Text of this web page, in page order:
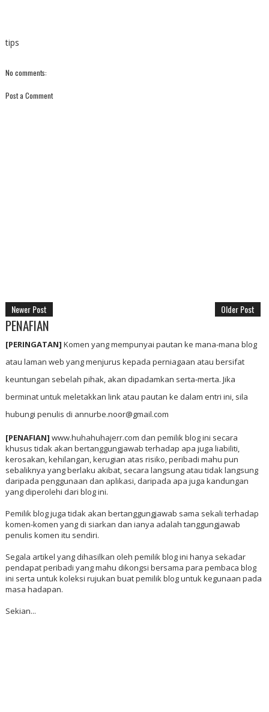
tips
No comments:
Post a Comment
Newer Post Older Post
PENAFIAN
[PERINGATAN] Komen yang mempunyai pautan ke mana-mana blog
atau laman web yang menjurus kepada perniagaan atau bersifat
keuntungan sebelah pihak, akan dipadamkan serta-merta. Jika
berminat untuk meletakkan link atau pautan ke dalam entri ini, sila
hubungi penulis di annurbe.noor@gmail.com
[PENAFIAN] www.huhahuhajerr.com dan pemilik blog ini secara
khusus tidak akan bertanggungjawab terhadap apa juga liabiliti,
kerosakan, kehilangan, kerugian atas risiko, peribadi mahu pun
sebaliknya yang berlaku akibat, secara langsung atau tidak langsung
daripada penggunaan dan aplikasi, daripada apa juga kandungan
yang diperolehi dari blog ini.
Pemilik blog juga tidak akan bertanggungjawab sama sekali terhadap
komen-komen yang di siarkan dan ianya adalah tanggungjawab
penulis komen itu sendiri.
Segala artikel yang dihasilkan oleh pemilik blog ini hanya sekadar
pendapat peribadi yang mahu dikongsi bersama para pembaca blog
ini serta untuk koleksi rujukan buat pemilik blog untuk kegunaan pada
masa hadapan.
Sekian...